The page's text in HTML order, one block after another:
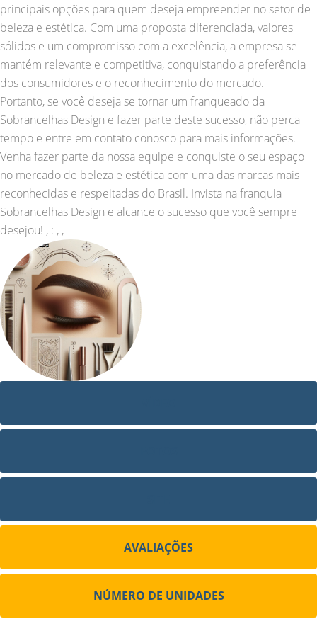
principais opções para quem deseja empreender no setor de
beleza e estética. Com uma proposta diferenciada, valores
sólidos e um compromisso com a excelência, a empresa se
mantém relevante e competitiva, conquistando a preferência
dos consumidores e o reconhecimento do mercado.
Portanto, se você deseja se tornar um franqueado da
Sobrancelhas Design e fazer parte deste sucesso, não perca
tempo e entre em contato conosco para mais informações.
Venha fazer parte da nossa equipe e conquiste o seu espaço
no mercado de beleza e estética com uma das marcas mais
reconhecidas e respeitadas do Brasil. Invista na franquia
Sobrancelhas Design e alcance o sucesso que você sempre
desejou! , : , ,
AVALIAÇÕES
NÚMERO DE UNIDADES